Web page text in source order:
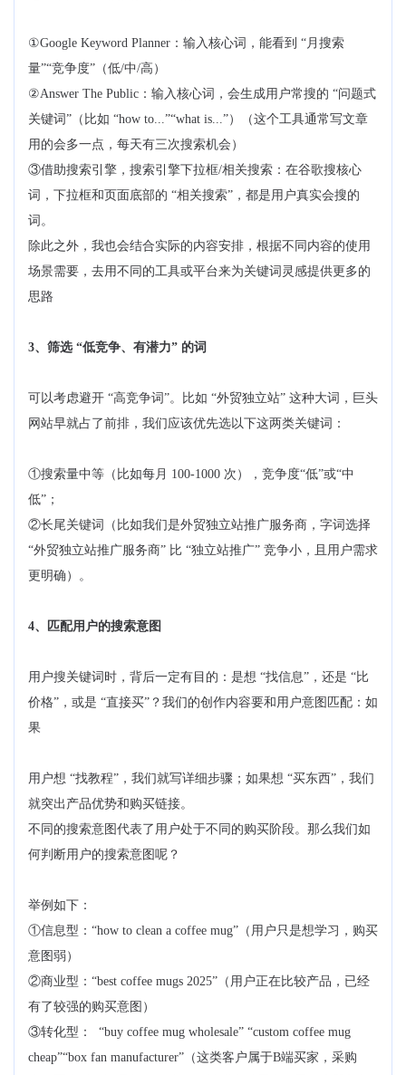
①Google Keyword Planner：输入核心词，能看到 “月搜索
量”“竞争度”（低/中/高）
②Answer The Public：输入核心词，会生成用户常搜的 “问题式
关键词”（比如 “how to...”“what is...”）（这个工具通常写文章
用的会多一点，每天有三次搜索机会）
③借助搜索引擎，搜索引擎下拉框/相关搜索：在谷歌搜核心
词，下拉框和页面底部的 “相关搜索”，都是用户真实会搜的
词。
除此之外，我也会结合实际的内容安排，根据不同内容的使用
场景需要，去用不同的工具或平台来为关键词灵感提供更多的
思路
3、筛选 “低竞争、有潜力” 的词
可以考虑避开 “高竞争词”。比如 “外贸独立站” 这种大词，巨头
网站早就占了前排，我们应该优先选以下这两类关键词：
①搜索量中等（比如每月 100-1000 次），竞争度“低”或“中
低”；
②长尾关键词（比如我们是外贸独立站推广服务商，字词选择
“外贸独立站推广服务商” 比 “独立站推广” 竞争小，且用户需求
更明确）。
4、匹配用户的搜索意图
用户搜关键词时，背后一定有目的：是想 “找信息”，还是 “比
价格”，或是 “直接买”？我们的创作内容要和用户意图匹配：如
果
用户想 “找教程”，我们就写详细步骤；如果想 “买东西”，我们
就突出产品优势和购买链接。
不同的搜索意图代表了用户处于不同的购买阶段。那么我们如
何判断用户的搜索意图呢？
举例如下：
①信息型：“how to clean a coffee mug”（用户只是想学习，购买
意图弱）
②商业型：“best coffee mugs 2025”（用户正在比较产品，已经
有了较强的购买意图）
③转化型： “buy coffee mug wholesale” “custom coffee mug
cheap”“box fan manufacturer”（这类客户属于B端买家，采购